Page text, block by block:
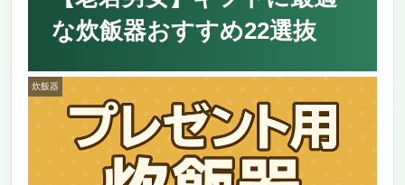
な炊飯器おすすめ22選抜
炊飯器